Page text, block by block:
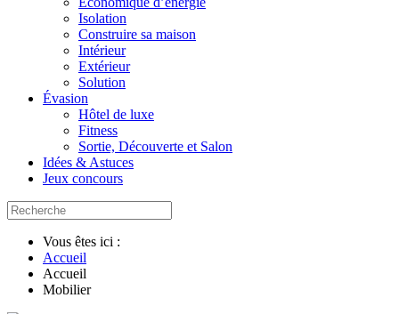
Isolation
Construire sa maison
Intérieur
Extérieur
Solution
Évasion
Hôtel de luxe
Fitness
Sortie, Découverte et Salon
Idées & Astuces
Jeux concours
Vous êtes ici :
Accueil
Accueil
Mobilier